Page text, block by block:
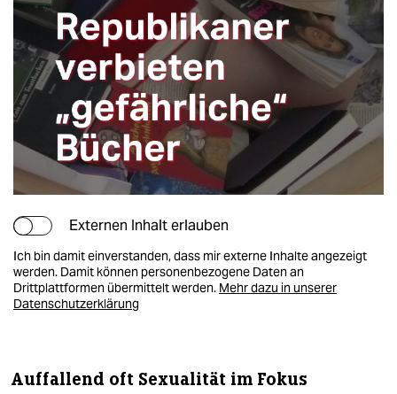
Externen Inhalt erlauben
Ich bin damit einverstanden, dass mir externe Inhalte angezeigt
werden. Damit können personenbezogene Daten an
Drittplattformen übermittelt werden. Mehr dazu in unserer
Datenschutzerklärung
Auffallend oft Sexualität im Fokus